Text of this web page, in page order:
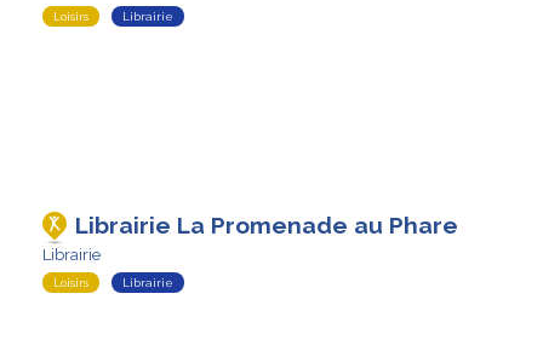
Loisirs Librairie
Librairie La Promenade au Phare
Librairie
Loisirs Librairie